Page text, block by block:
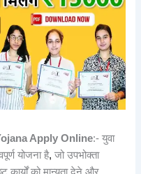
Apply Online:- युवा
योजना है, जो उपभोक्ता